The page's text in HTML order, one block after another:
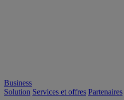
Business
Solution Services et offres Partenaires